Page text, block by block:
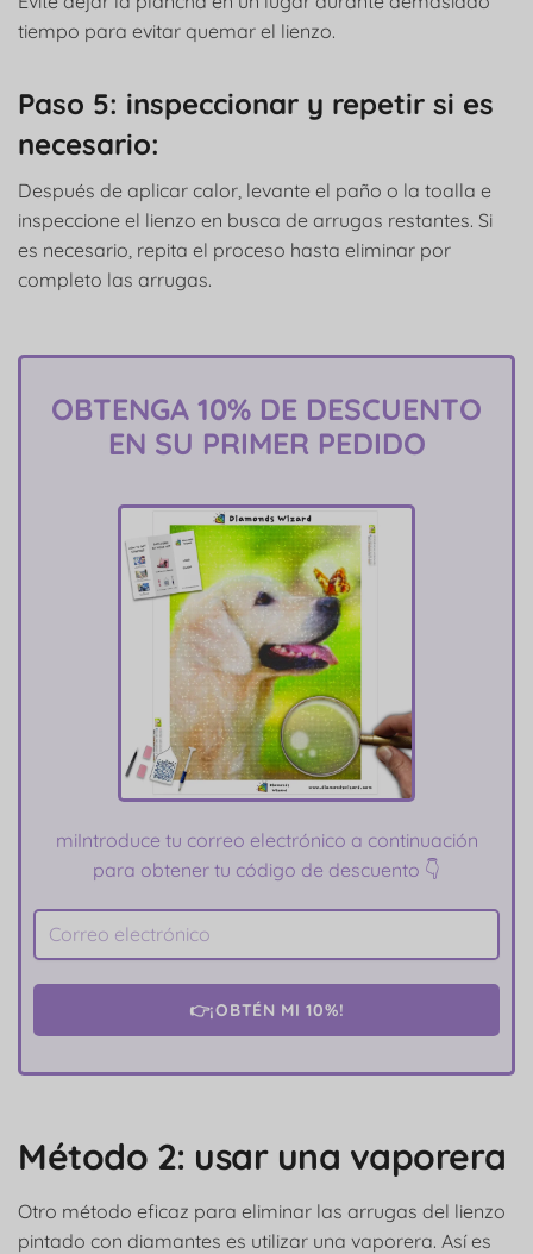
tiempo para evitar quemar el lienzo.
Paso 5: inspeccionar y repetir si es
necesario:
Después de aplicar calor, levante el paño o la toalla e
inspeccione el lienzo en busca de arrugas restantes. Si
es necesario, repita el proceso hasta eliminar por
completo las arrugas.
OBTENGA 10% DE DESCUENTO
EN SU PRIMER PEDIDO
miIntroduce tu correo electrónico a continuación
para obtener tu código de descuento 👇
👉¡OBTÉN MI 10%!
Método 2: usar una vaporera
Otro método eficaz para eliminar las arrugas del lienzo
pintado con diamantes es utilizar una vaporera. Así es